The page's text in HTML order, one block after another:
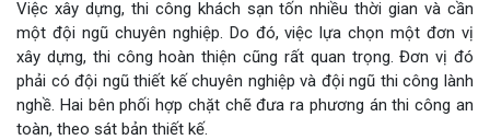
Việc xây dựng, thi công khách sạn tốn nhiều thời gian và cần
một đội ngũ chuyên nghiệp. Do đó, việc lựa chọn một đơn vị
xây dựng, thi công hoàn thiện cũng rất quan trọng. Đơn vị đó
phải có đội ngũ thiết kế chuyên nghiệp và đội ngũ thi công lành
nghề. Hai bên phối hợp chặt chẽ đưa ra phương án thi công an
toàn, theo sát bản thiết kế.